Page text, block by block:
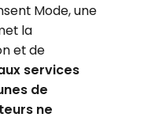
Mode, une
la
et de
services
de
ne